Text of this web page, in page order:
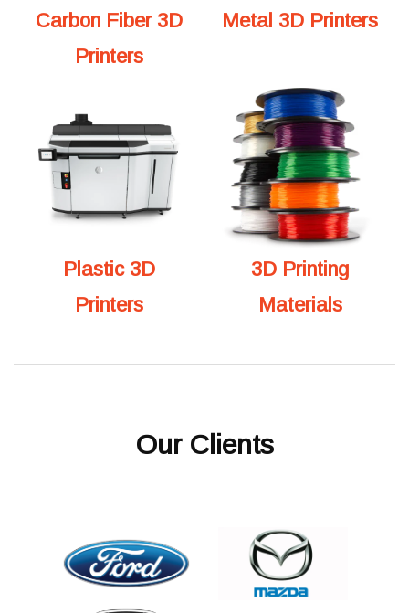
Carbon Fiber 3D
Printers
Metal 3D Printers
Plastic 3D
Printers
3D Printing
Materials
Our Clients